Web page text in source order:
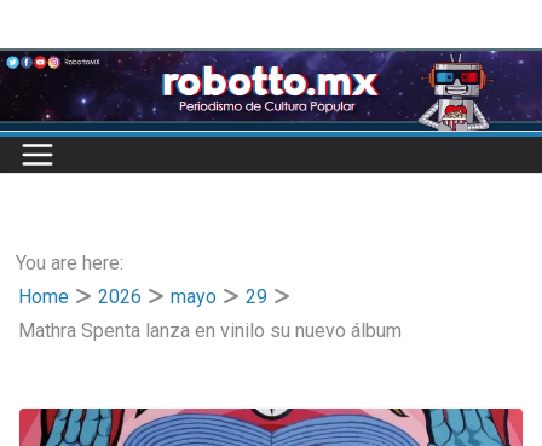
to
content
You are here:
Home
2026 mayo
29
Mathra Spenta lanza en vinilo su nuevo álbum